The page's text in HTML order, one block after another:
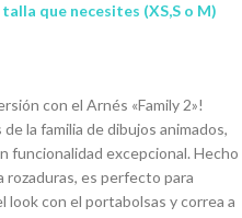
que necesites (XS,S o M)
con el Arnés «Family 2»!
la familia de dibujos animados,
funcionalidad excepcional. Hecho
es perfecto para
look con el portabolsas y correa a